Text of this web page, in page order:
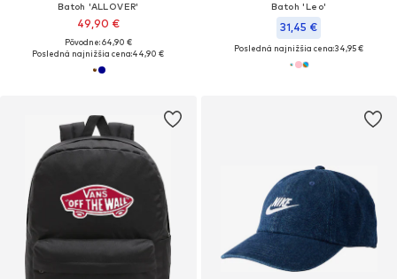
Batoh 'ALLOVER'
49,90 €
Pôvodne: 64,90 €
Posledná najnižšia cena:44,90 €
Batoh 'Leo'
31,45 €
Posledná najnižšia cena:34,95 €